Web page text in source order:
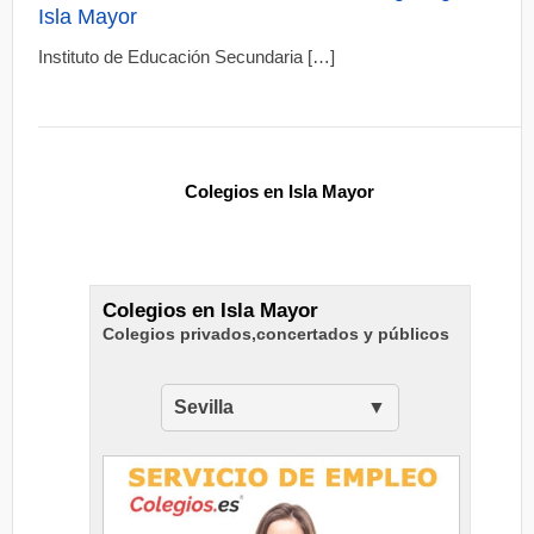
Isla Mayor
Instituto de Educación Secundaria […]
Colegios en Isla Mayor
Colegios en Isla Mayor
Colegios privados,concertados y públicos
Sevilla